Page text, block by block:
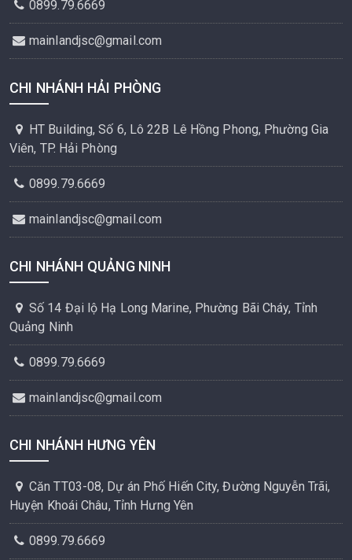
0899.79.6669
mainlandjsc@gmail.com
CHI NHÁNH HẢI PHÒNG
HT Building, Số 6, Lô 22B Lê Hồng Phong, Phường Gia
Viên, TP. Hải Phòng
0899.79.6669
mainlandjsc@gmail.com
CHI NHÁNH QUẢNG NINH
Số 14 Đại lộ Hạ Long Marine, Phường Bãi Cháy, Tỉnh
Quảng Ninh
0899.79.6669
mainlandjsc@gmail.com
CHI NHÁNH HƯNG YÊN
Căn TT03-08, Dự án Phố Hiến City, Đường Nguyễn Trãi,
Huyện Khoái Châu, Tỉnh Hưng Yên
0899.79.6669